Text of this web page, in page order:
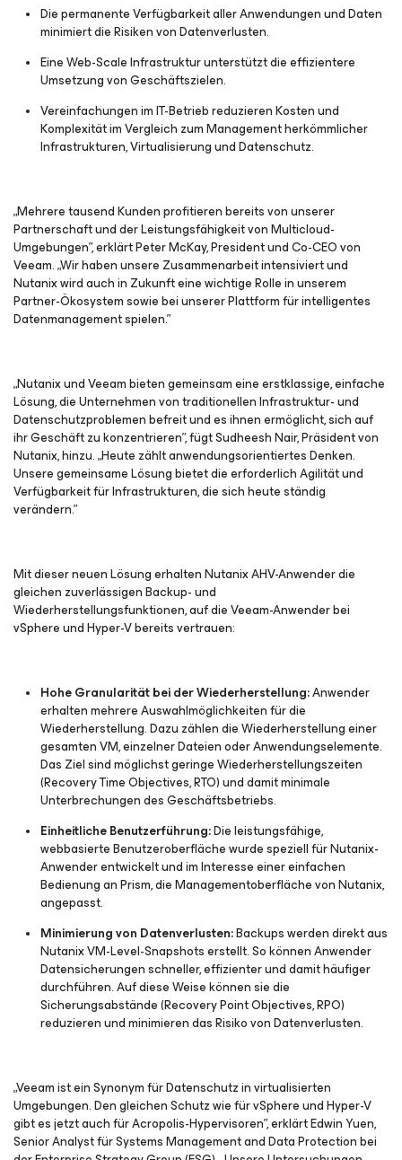
Die permanente Verfügbarkeit aller Anwendungen und Daten
minimiert die Risiken von Datenverlusten.
Eine Web-Scale Infrastruktur unterstützt die effizientere
Umsetzung von Geschäftszielen.
Vereinfachungen im IT-Betrieb reduzieren Kosten und
Komplexität im Vergleich zum Management herkömmlicher
Infrastrukturen, Virtualisierung und Datenschutz.
„Mehrere tausend Kunden profitieren bereits von unserer
Partnerschaft und der Leistungsfähigkeit von Multicloud-
Umgebungen”, erklärt Peter McKay, President und Co-CEO von
Veeam. „Wir haben unsere Zusammenarbeit intensiviert und
Nutanix wird auch in Zukunft eine wichtige Rolle in unserem
Partner-Ökosystem sowie bei unserer Plattform für intelligentes
Datenmanagement spielen.”
„Nutanix und Veeam bieten gemeinsam eine erstklassige, einfache
Lösung, die Unternehmen von traditionellen Infrastruktur- und
Datenschutzproblemen befreit und es ihnen ermöglicht, sich auf
ihr Geschäft zu konzentrieren”, fügt Sudheesh Nair, Präsident von
Nutanix, hinzu. „Heute zählt anwendungsorientiertes Denken.
Unsere gemeinsame Lösung bietet die erforderlich Agilität und
Verfügbarkeit für Infrastrukturen, die sich heute ständig
verändern.”
Mit dieser neuen Lösung erhalten Nutanix AHV-Anwender die
gleichen zuverlässigen Backup- und
Wiederherstellungsfunktionen, auf die Veeam-Anwender bei
vSphere und Hyper-V bereits vertrauen:
Hohe Granularität bei der Wiederherstellung:Anwender
erhalten mehrere Auswahlmöglichkeiten für die
Wiederherstellung. Dazu zählen die Wiederherstellung einer
gesamten VM, einzelner Dateien oder Anwendungselemente.
Das Ziel sind möglichst geringe Wiederherstellungszeiten
(Recovery Time Objectives, RTO) und damit minimale
Unterbrechungen des Geschäftsbetriebs.
Einheitliche Benutzerführung:Die leistungsfähige,
webbasierte Benutzeroberfläche wurde speziell für Nutanix-
Anwender entwickelt und im Interesse einer einfachen
Bedienung an Prism, die Managementoberfläche von Nutanix,
angepasst.
Minimierung von Datenverlusten:Backups werden direkt aus
Nutanix VM-Level-Snapshots erstellt. So können Anwender
Datensicherungen schneller, effizienter und damit häufiger
durchführen. Auf diese Weise können sie die
Sicherungsabstände (Recovery Point Objectives, RPO)
reduzieren und minimieren das Risiko von Datenverlusten.
„Veeam ist ein Synonym für Datenschutz in virtualisierten
Umgebungen. Den gleichen Schutz wie für vSphere und Hyper-V
gibt es jetzt auch für Acropolis-Hypervisoren”, erklärt Edwin Yuen,
Senior Analyst für Systems Management and Data Protection bei